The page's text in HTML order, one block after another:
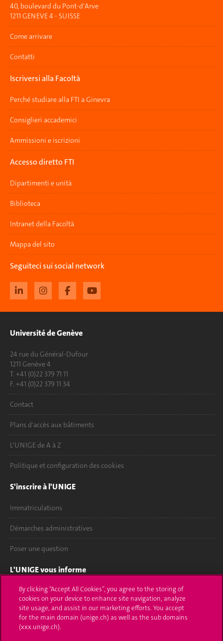
40, boulevard du Pont-d'Arve
1211 GENEVE 4 - SUISSE
Come arrivare
Contatti
Iscriversi alla Facoltà
Perché studiare alla FTI a Ginevra
Consiglieri accademici
Ammissioni e iscrizioni
Accesso diretto FTI
Dipartimenti e unità
Biblioteca
Intranet della Facoltà
Mappa del sito
Seguiteci sui social network
Université de Genève
24 rue du Général-Dufour
1211 Genève 4
T. +41 (0)22 379 71 11
F. +41 (0)22 379 11 34
Contact
Plans d'accès aux bâtiments
L'UNIGE de A à Z
Politique et configuration des cookies
S'inscrire à l'UNIGE
Immatriculations
Démarches administratives
Poser une question
L'UNIGE vous informe
UNIGE Mobile
Médias
Offres d'emploi
By clicking “Accept All Cookies”, you agree to the storing of
cookies on your device to enhance site navigation, analyze
site usage, and assist in our marketing efforts. You accept
for the main domain (unige.ch) as well as the sub domains
(xxx.unige.ch).